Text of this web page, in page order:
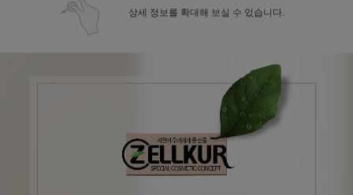
상세 정보를 확대해 보실 수 있습니다.